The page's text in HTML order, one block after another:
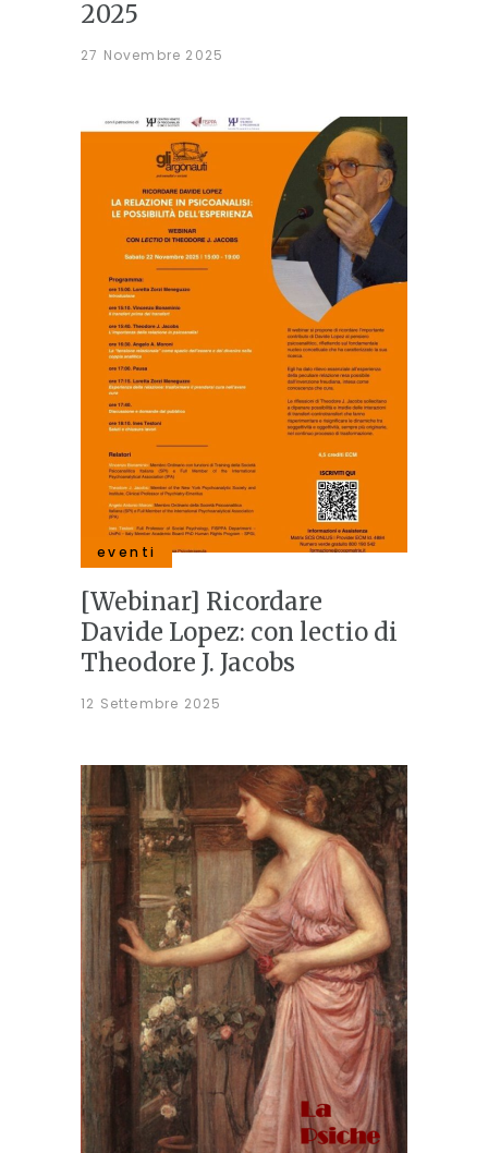
2025
27 Novembre 2025
eventi
[Webinar] Ricordare
Davide Lopez: con lectio di
Theodore J. Jacobs
12 Settembre 2025